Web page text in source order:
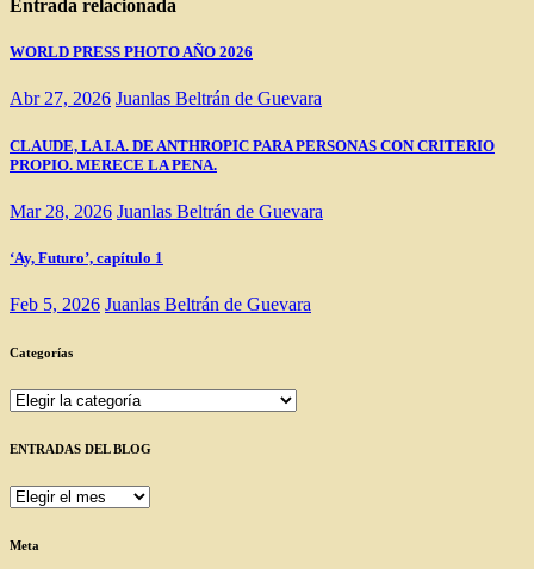
Entrada relacionada
WORLD PRESS PHOTO AÑO 2026
Abr 27, 2026 Juanlas Beltrán de Guevara
CLAUDE, LA I.A. DE ANTHROPIC PARA PERSONAS CON CRITERIO
PROPIO. MERECE LA PENA.
Mar 28, 2026 Juanlas Beltrán de Guevara
‘Ay, Futuro’, capítulo 1
Feb 5, 2026 Juanlas Beltrán de Guevara
Categorías
Categorías
ENTRADAS DEL BLOG
ENTRADAS
BLOG
Meta